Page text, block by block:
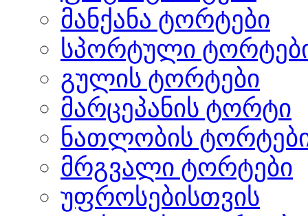
მანქანა ტორტები
სპორტული
გულის ტორტები
მარცეპანის ტორტი
ნათლობის
მრგვალი ტორტები
უფროსებისთვის